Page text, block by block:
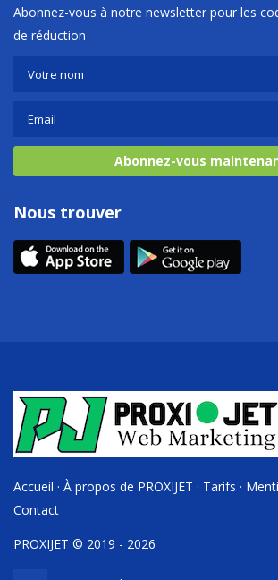
Abonnez-vous à notre newsletter pour les
de réduction
Abonnez-vous
Nous trouver
Accueil · À propos de PROXIJET · Tarifs ·
Contact
PROXIJET © 2019 - 2026